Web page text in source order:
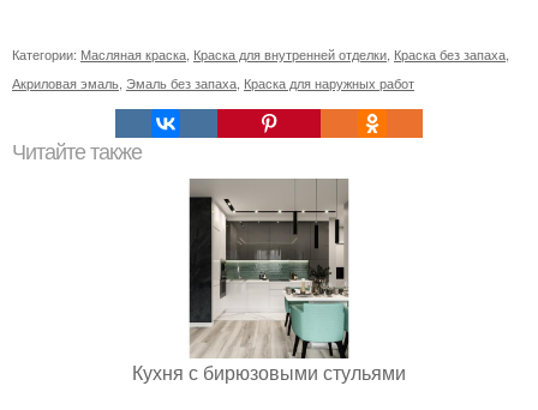
Категории: Масляная краска Краска для внутренней отделки Краска без запаха
Акриловая эмаль Эмаль без запаха Краска для наружных работ
Читайте также
Кухня с бирюзовыми стульями